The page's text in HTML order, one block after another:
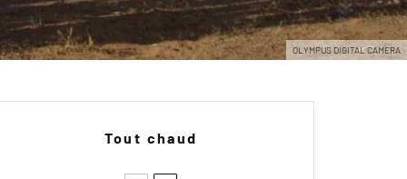
OLYMPUS DIGITAL CAMERA
Tout chaud